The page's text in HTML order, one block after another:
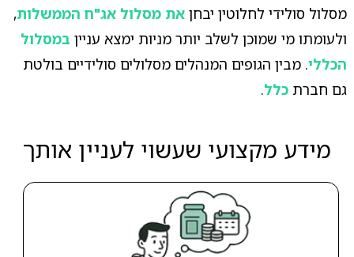
מסלול סולידי לחלוטין יבחן את מסלול אג"ח הממשלות,
ולעומתו מי שמוכן לשלב יותר מניות ימצא עניין במסלול
הכללי. מבין הגופים המנהלים מסלולים סולידיים בולטת
גם חברת כלל.
מידע מקצועי שעשוי לעניין אותך